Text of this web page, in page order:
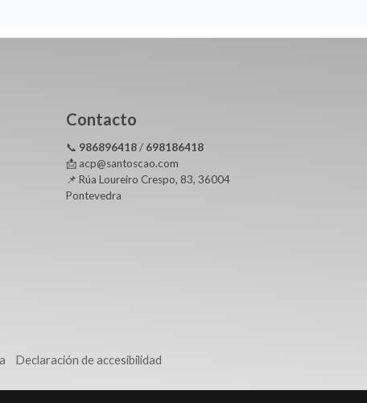
Contacto
📞 986896418/ 698186418
📩 acp@santoscao.com
📌 Rúa Loureiro Crespo, 83, 36004
Pontevedra
Declaración de accesibilidad